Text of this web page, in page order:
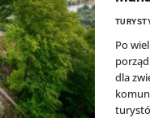
Po
dla